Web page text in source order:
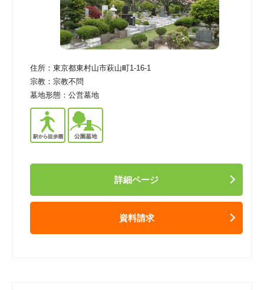
住所： 東京都東村山市萩山町1-16-1
宗教： 宗教不問
墓地形態： 公営墓地
詳細ページ
資料請求